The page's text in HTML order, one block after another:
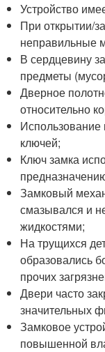
Устройство
При открытии/
неправильные
В сердцевину
предметы
Дверное
относительно
Использование
ключей;
Ключ замка
Замковый
смазывался и
жидкостями;
На трущихся
образовались
прочих
Двери часто
значительных
Замковое
повышенной